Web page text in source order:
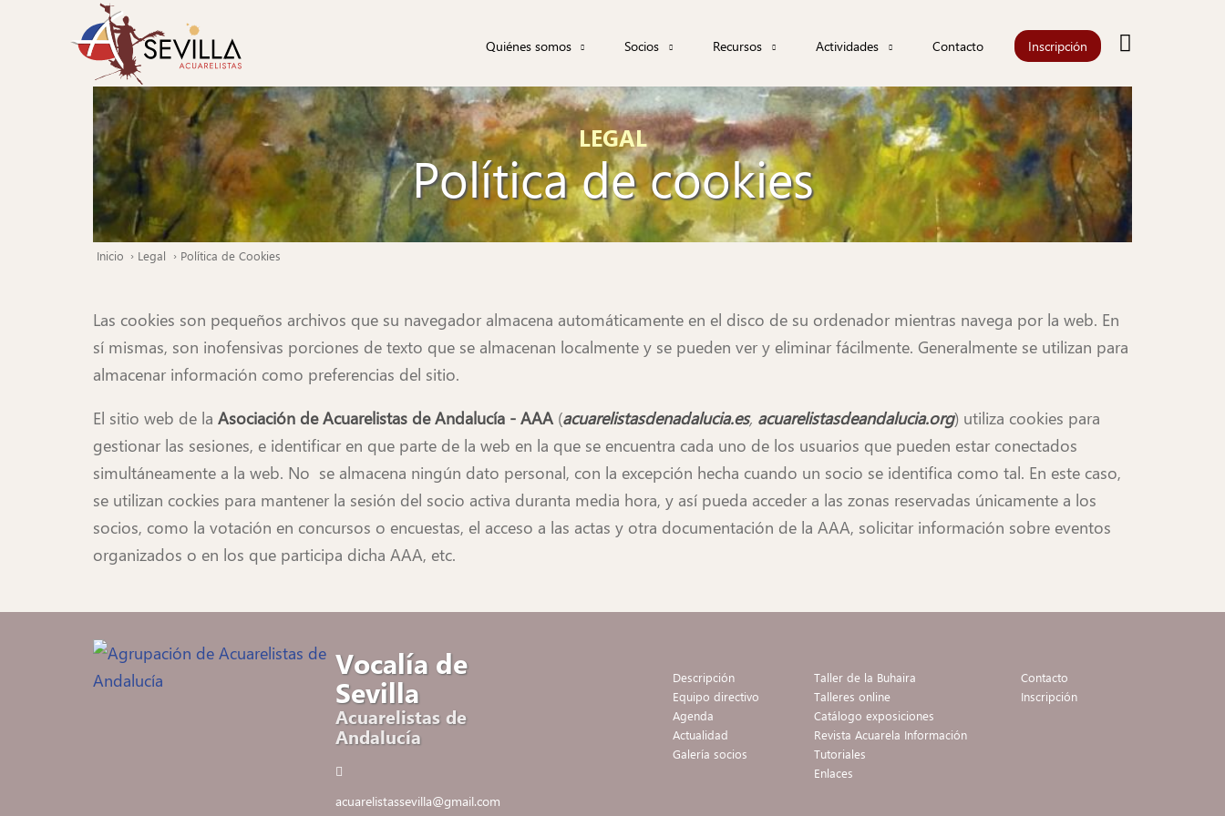
Navegación
principal
Quiénes somos
Equipo directivo
Socios
Recursos
Taller online
Catálogos exposiciones
Revista Acuarela Información
Tutoriales/Materiales
Enlaces
Actividades
Agenda
Contacto Inscripción Buscar
LEGAL
Política de cookies
Ruta
navegación
Inicio Legal Política de Cookies
Las cookies son pequeños archivos que su navegador almacena automáticamente en el disco de su ordenador mientras navega por la web. En
sí mismas, son inofensivas porciones de texto que se almacenan localmente y se pueden ver y eliminar fácilmente. Generalmente se utilizan para
almacenar información como preferencias del sitio.
El sitio web de la Asociación de Acuarelistas de Andalucía - AAA(acuarelistasdenadalucia.es, acuarelistasdeandalucia.org) utiliza cookies para
gestionar las sesiones, e identificar en que parte de la web en la que se encuentra cada uno de los usuarios que pueden estar conectados
simultáneamente a la web. No se almacena ningún dato personal, con la excepción hecha cuando un socio se identifica como tal. En este caso,
se utilizan cockies para mantener la sesión del socio activa duranta media hora, y así pueda acceder a las zonas reservadas únicamente a los
socios, como la votación en concursos o encuestas, el acceso a las actas y otra documentación de la AAA, solicitar información sobre eventos
organizados o en los que participa dicha AAA, etc.
Vocalía de
Sevilla
Acuarelistas de
Andalucía
acuarelistassevilla@gmail.com
Descripción
Equipo directivo
Agenda
Actualidad
Galería socios
Taller de la Buhaira
Talleres online
Catálogo exposiciones
Revista Acuarela Información
Tutoriales
Enlaces
Contacto
Inscripción